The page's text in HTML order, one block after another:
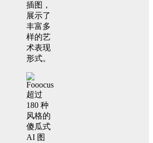
插图，
展示了
丰富多
样的艺
术表现
形式。